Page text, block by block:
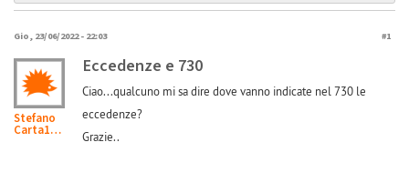
Gio, 23/06/2022 - 22:03 #1
Stefano
Carta16...
Eccedenze e 730
Ciao...qualcuno mi sa dire dove vanno indicate nel 730 le
eccedenze?
Grazie..